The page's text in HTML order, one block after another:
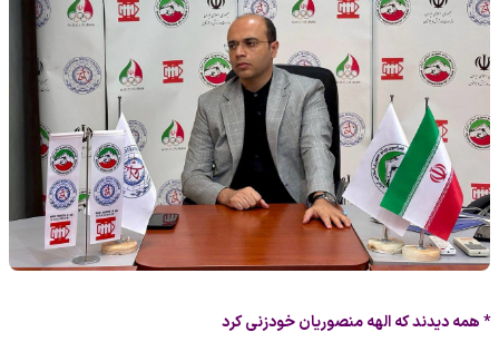
* همه دیدند که الهه منصوریان خودزنی کرد